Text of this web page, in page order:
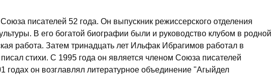
писателей 52 года. Он выпускник режиссерского отделения
В его богатой биографии были и руководство клубом в родной
работа. Затем тринадцать лет Ильфак Ибрагимов работал в
стихи. С 1995 года он является членом Союза писателей
годах он возглавлял литературное объединение "Агыйдел